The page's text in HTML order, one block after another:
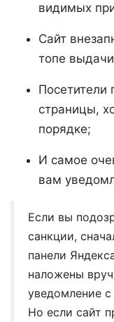
видимых
Сайт
топе
Посетители
страницы,
порядке;
И самое
вам
Если вы
санкции,
панели
наложены
уведомление
Но если сайт